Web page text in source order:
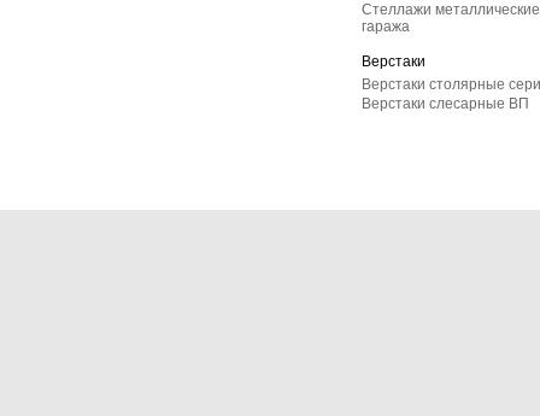
Стеллажи
гаража
Верстаки
Верстаки столярные
Верстаки слесарные ВП